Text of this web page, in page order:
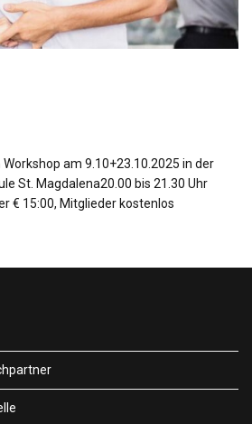
am 9.10+23.10.2025 in der
St. Magdalena20.00 bis 21.30 Uhr
€ 15:00, Mitglieder kostenlos